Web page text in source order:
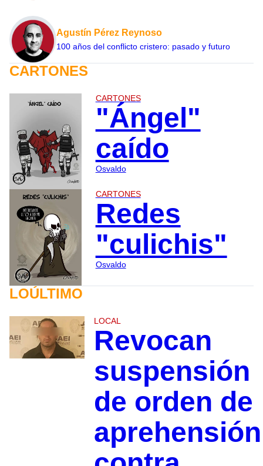
Agustín Pérez Reynoso
100 años del conflicto cristero: pasado y futuro
CARTONES
CARTONES
"Ángel"
caído
Osvaldo
CARTONES
Redes
"culichis"
Osvaldo
LOÚLTIMO
LOCAL
Revocan
suspensión
de orden de
aprehensión